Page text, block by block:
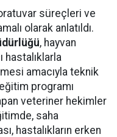
süreçleri ve
olarak anlatıldı.
, hayvan
hastalıklarla
amacıyla teknik
programı
veteriner hekimler
saha
hastalıkların erken